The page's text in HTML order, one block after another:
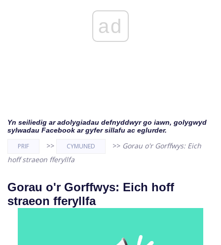
ad
Yn seiliedig ar adolygiadau defnyddwyr go iawn, golygwyd
sylwadau Facebook ar gyfer sillafu ac eglurder.
PRIF >> CYMUNED >> Gorau o'r Gorffwys: Eich
hoff straeon fferyllfa
Gorau o'r Gorffwys: Eich hoff
straeon fferyllfa